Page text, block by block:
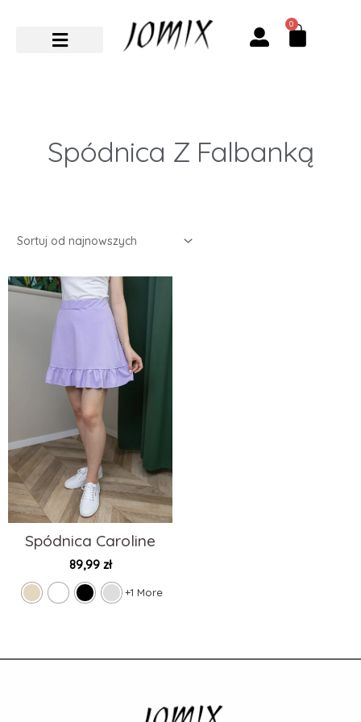
0
Cart
Spódnica Z Falbanką
Spódnica Caroline
89,99 zł
+1 More